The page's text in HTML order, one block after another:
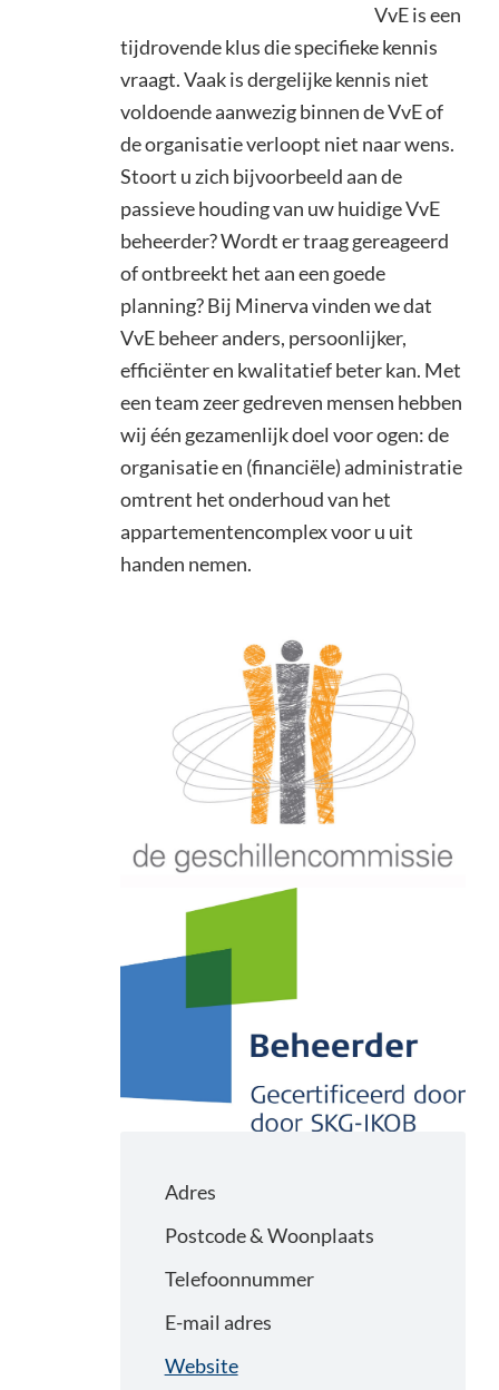
VvE is een
tijdrovende klus die specifieke kennis
vraagt. Vaak is dergelijke kennis niet
voldoende aanwezig binnen de VvE of
de organisatie verloopt niet naar wens.
Stoort u zich bijvoorbeeld aan de
passieve houding van uw huidige VvE
beheerder? Wordt er traag gereageerd
of ontbreekt het aan een goede
planning? Bij Minerva vinden we dat
VvE beheer anders, persoonlijker,
efficiënter en kwalitatief beter kan. Met
een team zeer gedreven mensen hebben
wij één gezamenlijk doel voor ogen: de
organisatie en (financiële) administratie
omtrent het onderhoud van het
appartementencomplex voor u uit
handen nemen.
Adres
Postcode & Woonplaats
Telefoonnummer
E-mail adres
Website